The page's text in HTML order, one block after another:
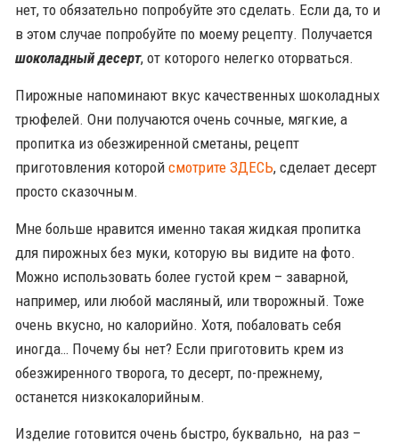
нет, то обязательно попробуйте это сделать. Если да, то и
в этом случае попробуйте по моему рецепту. Получается
шоколадный десерт, от которого нелегко оторваться.
Пирожные напоминают вкус качественных шоколадных
трюфелей. Они получаются очень сочные, мягкие, а
пропитка из обезжиренной сметаны, рецепт
приготовления которой смотрите ЗДЕСЬ, сделает десерт
просто сказочным.
Мне больше нравится именно такая жидкая пропитка
для пирожных без муки, которую вы видите на фото.
Можно использовать более густой крем – заварной,
например, или любой масляный, или творожный. Тоже
очень вкусно, но калорийно. Хотя, побаловать себя
иногда… Почему бы нет? Если приготовить крем из
обезжиренного творога, то десерт, по-прежнему,
останется низкокалорийным.
Изделие готовится очень быстро, буквально, на раз –